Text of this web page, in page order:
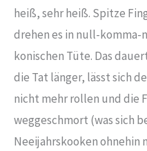
heiß, sehr heiß. Spitze
drehen es in null-komma-
konischen Tüte. Das
die Tat länger, lässt sich
nicht mehr rollen und die
weggeschmort (was sich
Neeijahrskooken ohnehin